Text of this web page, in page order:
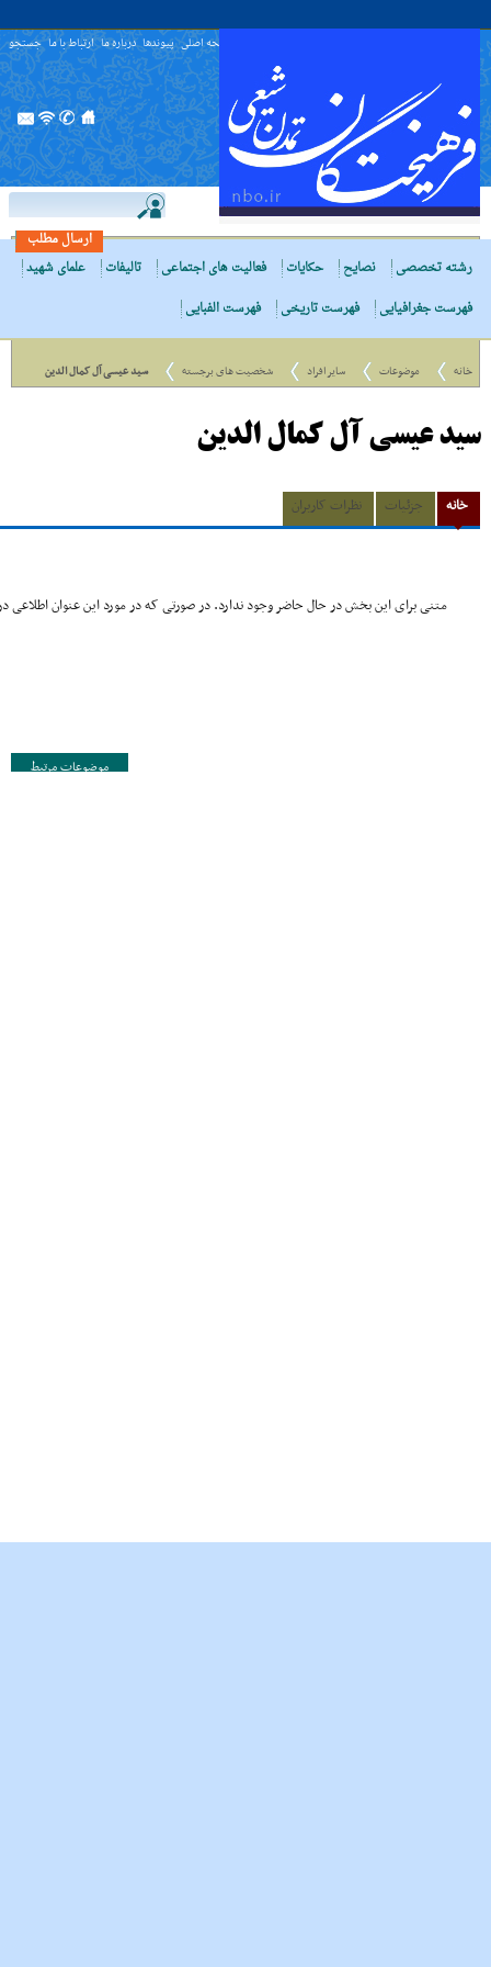
صفحه اصلی پیوندها درباره ما ارتباط با ما جستجو
ارسال مطلب
رشته تخصصی
نصایح حکایات فعالیت های اجتماعی تالیفات
علمای شهید
فهرست جغرافیایی
فهرست تاریخی فهرست الفبایی
خانه موضوعات سایر افراد شخصیت های برجسته سید عیسی آل کمال الدین
سید عیسی آل کمال الدین
خانه جزئیات نظرات کاربران
متنی برای این بخش در حال حاضر وجود ندارد. در صورتی که در مورد این عنوان اطلاعی
موضوعات مرتبط